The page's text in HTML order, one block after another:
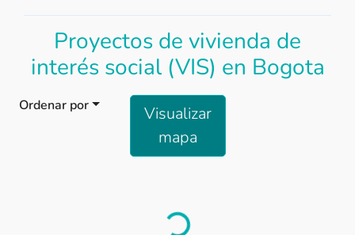
Proyectos de vivienda de
interés social (VIS) en Bogota
Ordenar por
Visualizar
mapa
Load